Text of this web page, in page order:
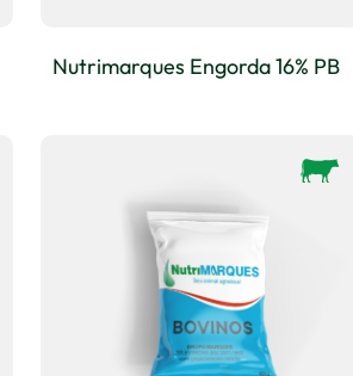
Nutrimarques Engorda 16% PB